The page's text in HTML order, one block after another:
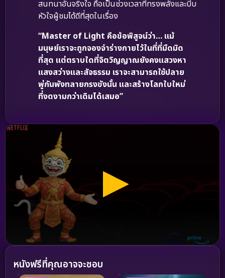
สนทนาอันจริงใจ ถือเป็นช่วงเวลาที่ทรงพลังและบีบ
หัวใจผู้ชมได้ดีที่สุดในเรื่อง
“Master of Light คือข้อพิสูจน์ว่า… แม้
มนุษย์เราจะถูกจองจำร่างกายไว้ในที่ที่มืดมิด
ที่สุด แต่ตราบใดที่จิตวิญญาณยังคงแสวงหา
แสงสว่างและสัจธรรม เราจะสามารถใช้ปลาย
พู่กันพังทลายกรงขังนั้น และสร้างโลกใบใหม่
ที่งดงามกว่าเดิมได้เสมอ”
หนังฟรีที่คุณอาจจะชอบ